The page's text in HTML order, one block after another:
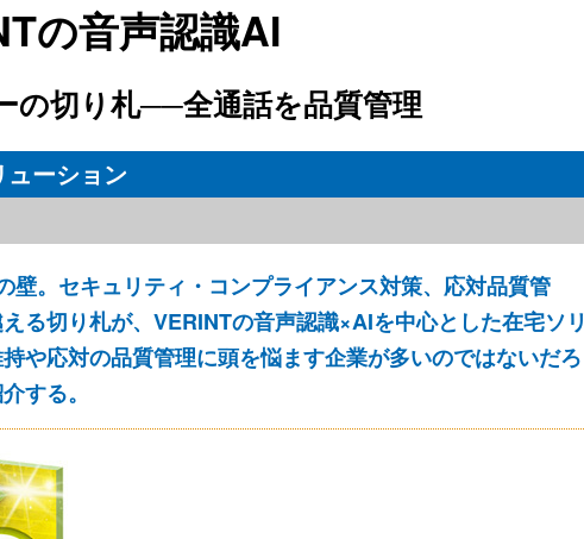
の音声認識AI
の切り札──全通話を品質管理
ーション
壁。セキュリティ・コンプライアンス対策、応対品質管
る切り札が、VERINTの音声認識×AIを中心とした在宅ソリ
や応対の品質管理に頭を悩ます企業が多いのではないだろ
する。